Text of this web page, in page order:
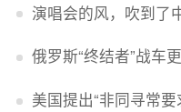
演唱会的风，吹到了
俄罗斯“终结者”战车更名“斯皮里顿”
美国提出“非同寻常要求”，双方多个领域分